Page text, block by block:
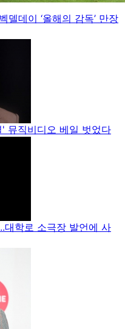
데이 ‘올해의 감독’ 만장
' 뮤직비디오 베일 벗었다
대학로 소극장 발언에 사